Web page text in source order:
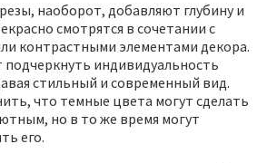
наоборот, добавляют глубину и
смотрятся в сочетании с
контрастными элементами декора.
индивидуальность
стильный и современный вид.
что темные цвета могут сделать
но в то же время могут
его.